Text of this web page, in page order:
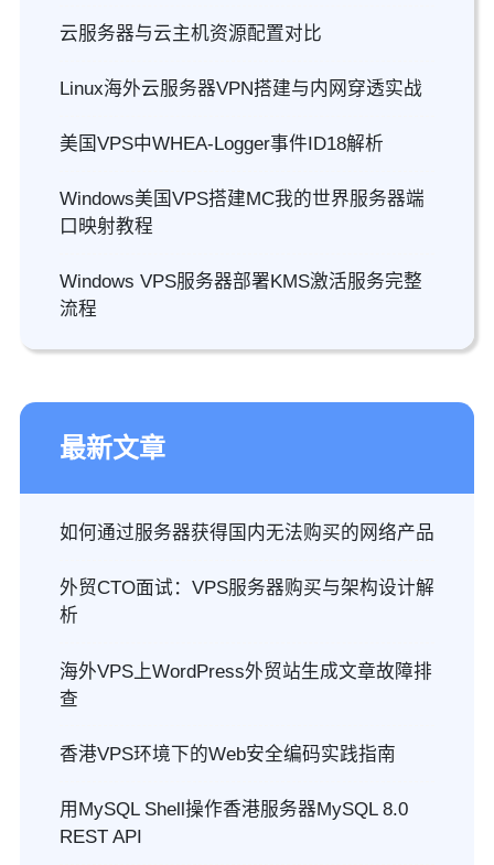
云服务器与云主机资源配置对比
Linux海外云服务器VPN搭建与内网穿透实战
美国VPS中WHEA-Logger事件ID18解析
Windows美国VPS搭建MC我的世界服务器端
口映射教程
Windows VPS服务器部署KMS激活服务完整
流程
最新文章
如何通过服务器获得国内无法购买的网络产品
外贸CTO面试：VPS服务器购买与架构设计解
析
海外VPS上WordPress外贸站生成文章故障排
查
香港VPS环境下的Web安全编码实践指南
用MySQL Shell操作香港服务器MySQL 8.0
REST API